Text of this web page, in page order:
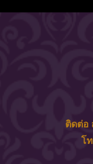
ติดต่อ
โ